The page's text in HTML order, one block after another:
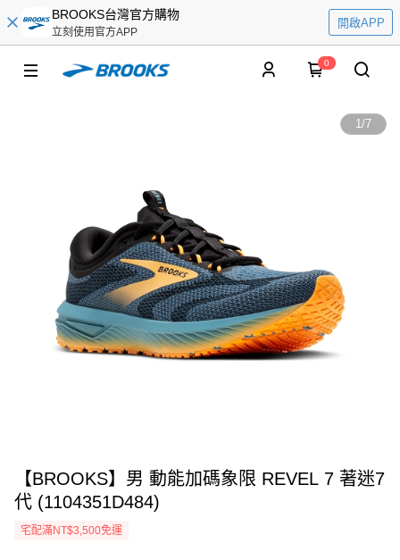
BROOKS台灣官方購物
立刻使用官方APP
開啟APP
0
1/7
【BROOKS】男 動能加碼象限 REVEL 7 著迷7
代 (1104351D484)
宅配滿NT$3,500免運